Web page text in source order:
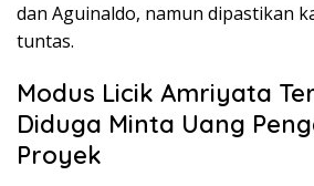
dan Aguinaldo, namun dipastikan
tuntas.
Modus Licik Amriyata
Diduga Minta Uang
Proyek